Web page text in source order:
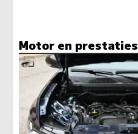
Motor en prestaties